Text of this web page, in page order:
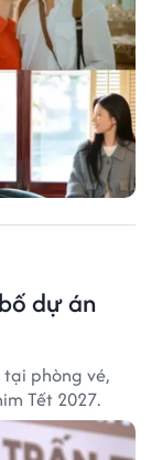
dự án
phòng vé,
Tết 2027.